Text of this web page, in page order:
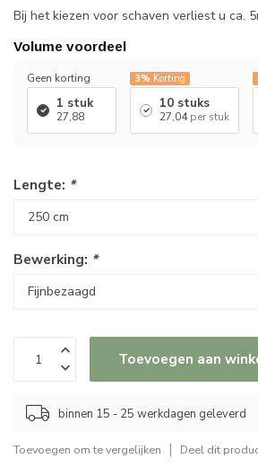
Bij het kiezen voor schaven verliest u ca.
Volume voordeel
Geen korting
1 stuk
27,88
3% Korting
10 stuks
27,04 per stuk
Lengte: *
Bewerking: *
Toevoegen aan
binnen 15 - 25 werkdagen geleverd
Toevoegen om te vergelijken Deel dit